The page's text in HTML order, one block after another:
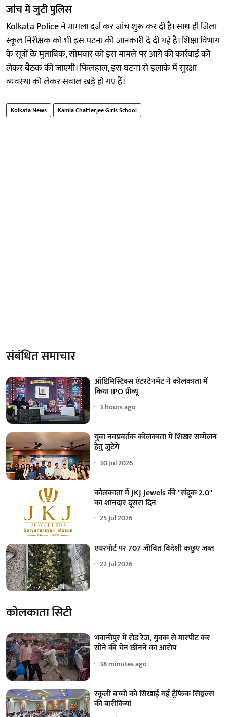
जांच में जुटी पुलिस
Kolkata Police ने मामला दर्ज कर जांच शुरू कर दी है। साथ ही जिला
स्कूल निरीक्षक को भी इस घटना की जानकारी दे दी गई है। शिक्षा विभाग
के सूत्रों के मुताबिक, सोमवार को इस मामले पर आगे की कार्रवाई को
लेकर बैठक की जाएगी। फिलहाल, इस घटना से इलाके में सुरक्षा
व्यवस्था को लेकर सवाल खड़े हो गए हैं।
Kolkata News Kamla Chatterjee Girls School
संबंधित समाचार
ऑप्टिमिस्टिक्स एंटरटेनमेंट ने कोलकाता में
किया IPO प्रीव्यू
3 hours ago
युवा नवप्रवर्तक कोलकाता में शिखर सम्मेलन
हेतु जुटेंगे
30 Jul 2026
कोलकाता में JKJ Jewels की ''संदूक 2.0''
का शानदार दूसरा दिन
25 Jul 2026
एयरपोर्ट पर 707 जीवित विदेशी कछुए जब्त
22 Jul 2026
कोलकाता सिटी
भवानीपुर में रोड रेज, युवक से मारपीट कर
सोने की चेन छीनने का आरोप
38 minutes ago
स्कूली बच्चों को सिखाई गईं ट्रैफिक सिग्नल्स
की बारीकियां